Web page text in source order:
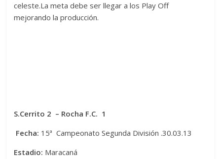
celeste.La meta debe ser llegar a los Play Off
mejorando la producción.
S.Cerrito 2 – Rocha F.C. 1
Fecha: 15ª Campeonato Segunda División .30.03.13
Estadio: Maracaná